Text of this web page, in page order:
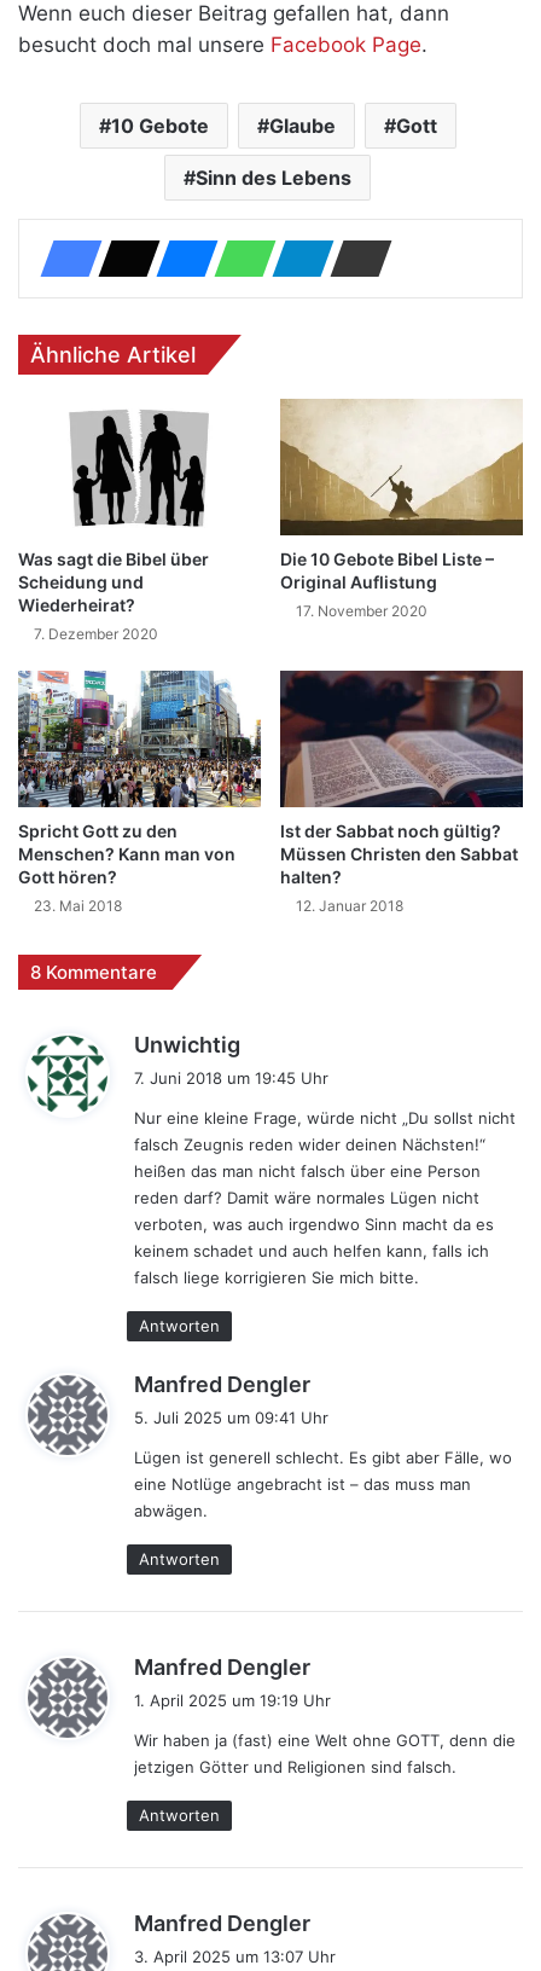
Wenn euch dieser Beitrag gefallen hat, dann
besucht doch mal unsere Facebook Page.
10 Gebote Glaube Gott
Sinn des Lebens
Ähnliche Artikel
Was sagt die Bibel über
Scheidung und
Wiederheirat?
7. Dezember 2020
Die 10 Gebote Bibel Liste –
Original Auflistung
17. November 2020
Spricht Gott zu den
Menschen? Kann man von
Gott hören?
23. Mai 2018
Ist der Sabbat noch gültig?
Müssen Christen den Sabbat
halten?
12. Januar 2018
8 Kommentare
Unwichtig
t
:
7. Juni 2018 um 19:45 Uhr
Nur eine kleine Frage, würde nicht „Du sollst nicht
falsch Zeugnis reden wider deinen Nächsten!“
heißen das man nicht falsch über eine Person
reden darf? Damit wäre normales Lügen nicht
verboten, was auch irgendwo Sinn macht da es
keinem schadet und auch helfen kann, falls ich
falsch liege korrigieren Sie mich bitte.
Antworten
Manfred Dengler
a
t
:
5. Juli 2025 um 09:41 Uhr
Lügen ist generell schlecht. Es gibt aber Fälle, wo
eine Notlüge angebracht ist – das muss man
abwägen.
Antworten
Manfred Dengler
a
:
1. April 2025 um 19:19 Uhr
Wir haben ja (fast) eine Welt ohne GOTT, denn die
jetzigen Götter und Religionen sind falsch.
Antworten
Manfred Dengler
a
3. April 2025 um 13:07 Uhr